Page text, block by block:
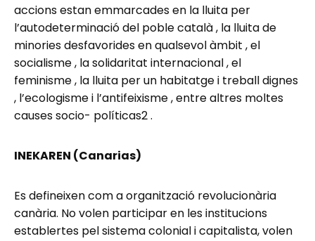
accions estan emmarcades en la lluita per
l’autodeterminació del poble català , la lluita de
minories desfavorides en qualsevol àmbit , el
socialisme , la solidaritat internacional , el
feminisme , la lluita per un habitatge i treball dignes
, l’ecologisme i l’antifeixisme , entre altres moltes
causes socio- políticas2 .
INEKAREN (Canarias)
Es defineixen com a organització revolucionària
canària. No volen participar en les institucions
establertes pel sistema colonial i capitalista, volen